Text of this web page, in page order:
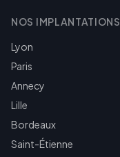
NOS IMPLANTATIONS
Lyon
Paris
Annecy
Lille
Bordeaux
Saint-Étienne